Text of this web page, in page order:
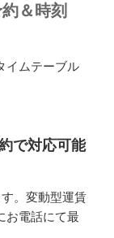
＆時刻
イムテーブル
で対応可能
。変動型運賃
お電話にて最